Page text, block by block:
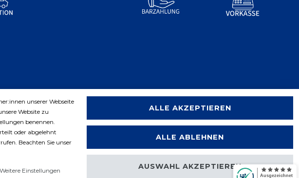
Alle Rechte vorbehalten.
unserer Webseite
Website zu
benennen.
oder abgelehnt
Beachten Sie unser
Weitere Einstellungen
ALLE AKZEPTIEREN
ALLE ABLEHNEN
AUSWAHL AKZEPTIEREN